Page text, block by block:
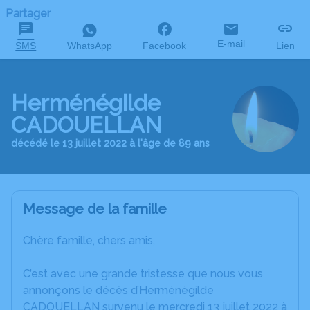
Partager
SMS WhatsApp Facebook E-mail Lien
Herménégilde
CADOUELLAN
décédé le 13 juillet 2022 à l'âge de 89 ans
Message de la famille
Chère famille, chers amis,
C’est avec une grande tristesse que nous vous
annonçons le décès d’Herménégilde
CADOUELLAN survenu le mercredi 13 juillet 2022 à